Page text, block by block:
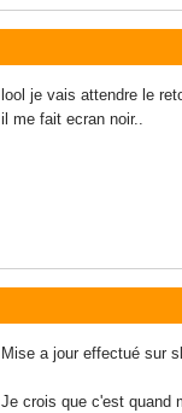
lool je vais attendre le
il me fait ecran noir..
Mise a jour effectué sur
Je crois que c'est quand